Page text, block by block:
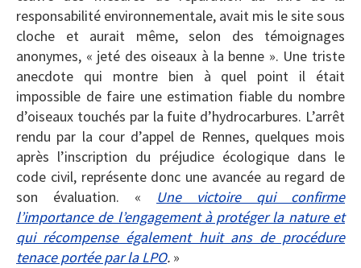
responsabilité environnementale, avait mis le site sous
cloche et aurait même, selon des témoignages
anonymes, « jeté des oiseaux à la benne ». Une triste
anecdote qui montre bien à quel point il était
impossible de faire une estimation fiable du nombre
d’oiseaux touchés par la fuite d’hydrocarbures. L’arrêt
rendu par la cour d’appel de Rennes, quelques mois
après l’inscription du préjudice écologique dans le
code civil, représente donc une avancée au regard de
son évaluation. « Une victoire qui confirme
l’importance de l’engagement à protéger la nature et
qui récompense également huit ans de procédure
tenace portée par la LPO. »